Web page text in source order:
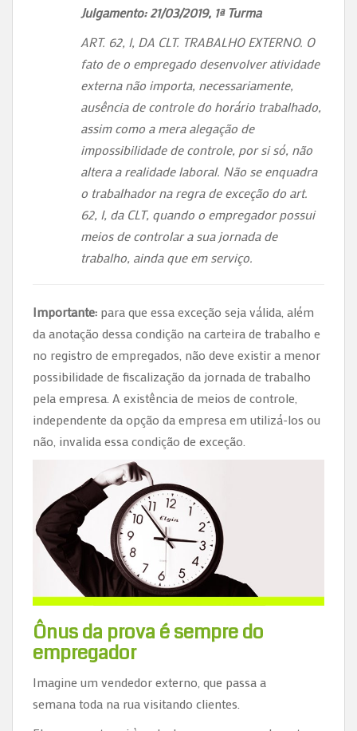
Julgamento: 21/03/2019, 1ª Turma
ART. 62, I, DA CLT. TRABALHO EXTERNO. O
fato de o empregado desenvolver atividade
externa não importa, necessariamente,
ausência de controle do horário trabalhado,
assim como a mera alegação de
impossibilidade de controle, por si só, não
altera a realidade laboral. Não se enquadra
o trabalhador na regra de exceção do art.
62, I, da CLT, quando o empregador possui
meios de controlar a sua jornada de
trabalho, ainda que em serviço.
Importante: para que essa exceção seja válida, além
da anotação dessa condição na carteira de trabalho e
no registro de empregados, não deve existir a menor
possibilidade de fiscalização da jornada de trabalho
pela empresa. A existência de meios de controle,
independente da opção da empresa em utilizá-los ou
não, invalida essa condição de exceção.
Ônus da prova é sempre do
empregador
Imagine um vendedor externo, que passa a
semana toda na rua visitando clientes.